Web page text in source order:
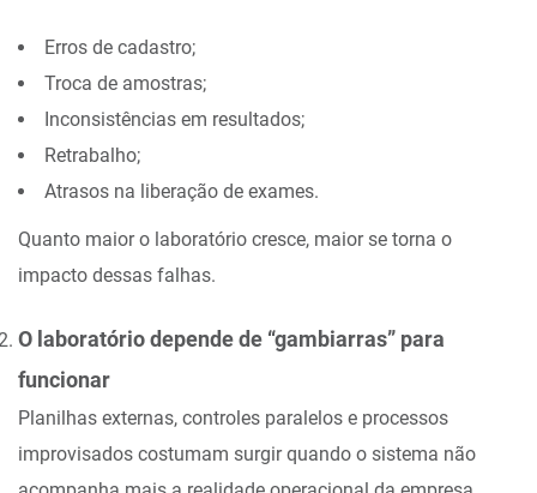
Erros de cadastro;
Troca de amostras;
Inconsistências em resultados;
Retrabalho;
Atrasos na liberação de exames.
Quanto maior o laboratório cresce, maior se torna o
impacto dessas falhas.
O laboratório depende de “gambiarras” para
funcionar
Planilhas externas, controles paralelos e processos
improvisados costumam surgir quando o sistema não